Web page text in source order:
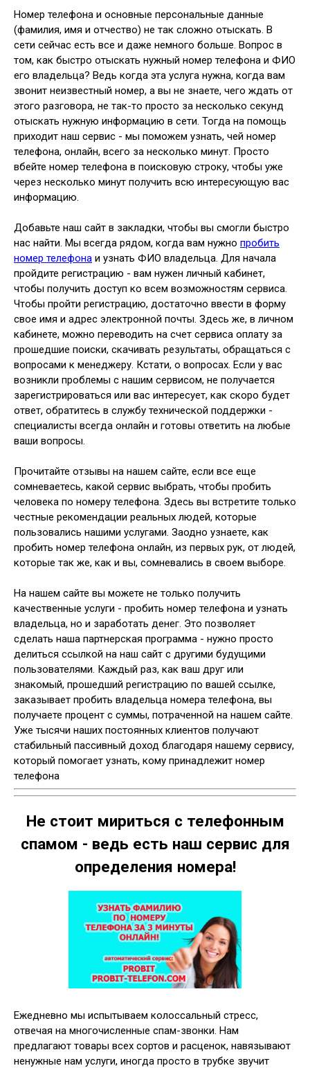
Номер телефона и основные персональные данные
(фамилия, имя и отчество) не так сложно отыскать. В
сети сейчас есть все и даже немного больше. Вопрос в
том, как быстро отыскать нужный номер телефона и ФИО
его владельца? Ведь когда эта услуга нужна, когда вам
звонит неизвестный номер, а вы не знаете, чего ждать от
этого разговора, не так-то просто за несколько секунд
отыскать нужную информацию в сети. Тогда на помощь
приходит наш сервис - мы поможем узнать, чей номер
телефона, онлайн, всего за несколько минут. Просто
вбейте номер телефона в поисковую строку, чтобы уже
через несколько минут получить всю интересующую вас
информацию.
Добавьте наш сайт в закладки, чтобы вы смогли быстро
нас найти. Мы всегда рядом, когда вам нужно пробить
номер телефона и узнать ФИО владельца. Для начала
пройдите регистрацию - вам нужен личный кабинет,
чтобы получить доступ ко всем возможностям сервиса.
Чтобы пройти регистрацию, достаточно ввести в форму
свое имя и адрес электронной почты. Здесь же, в личном
кабинете, можно переводить на счет сервиса оплату за
прошедшие поиски, скачивать результаты, обращаться с
вопросами к менеджеру. Кстати, о вопросах. Если у вас
возникли проблемы с нашим сервисом, не получается
зарегистрироваться или вас интересует, как скоро будет
ответ, обратитесь в службу технической поддержки -
специалисты всегда онлайн и готовы ответить на любые
ваши вопросы.
Прочитайте отзывы на нашем сайте, если все еще
сомневаетесь, какой сервис выбрать, чтобы пробить
человека по номеру телефона. Здесь вы встретите только
честные рекомендации реальных людей, которые
пользовались нашими услугами. Заодно узнаете, как
пробить номер телефона онлайн, из первых рук, от людей,
которые так же, как и вы, сомневались в своем выборе.
На нашем сайте вы можете не только получить
качественные услуги - пробить номер телефона и узнать
владельца, но и заработать денег. Это позволяет
сделать наша партнерская программа - нужно просто
делиться ссылкой на наш сайт с другими будущими
пользователями. Каждый раз, как ваш друг или
знакомый, прошедший регистрацию по вашей ссылке,
заказывает пробить владельца номера телефона, вы
получаете процент с суммы, потраченной на нашем сайте.
Уже тысячи наших постоянных клиентов получают
стабильный пассивный доход благодаря нашему сервису,
который помогает узнать, кому принадлежит номер
телефона
Не стоит мириться с телефонным
спамом - ведь есть наш сервис для
определения номера!
Ежедневно мы испытываем колоссальный стресс,
отвечая на многочисленные спам-звонки. Нам
предлагают товары всех сортов и расценок, навязывают
ненужные нам услуги, иногда просто в трубке звучит